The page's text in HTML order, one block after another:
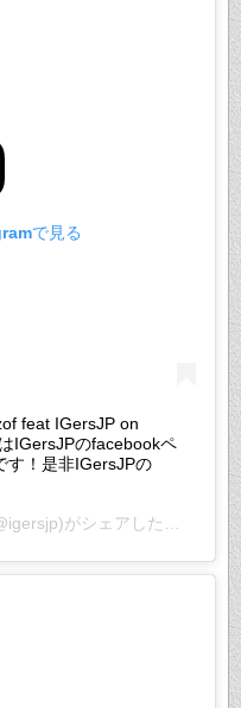
で見る
feat IGersJP on
IGersJPのfacebookペ
す！是非IGersJPの
がシェアした投稿 –